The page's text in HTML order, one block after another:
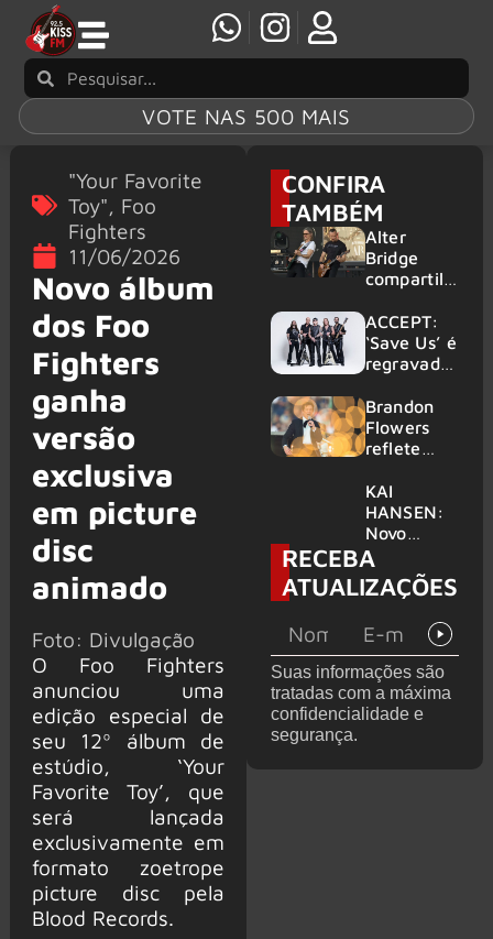
VOTE NAS 500 MAIS
"Your Favorite
Toy", Foo
Fighters
11/06/2026
Novo álbum
dos Foo
Fighters
ganha
versão
exclusiva
em picture
disc
animado
Foto: Divulgação
O Foo Fighters
anunciou uma
edição especial de
seu 12º álbum de
estúdio, ‘Your
Favorite Toy’, que
será lançada
exclusivamente em
formato zoetrope
picture disc pela
Blood Records.
CONFIRA
TAMBÉM
Alter
Bridge
compartilh
vivo de
“Fortress”
gravada
am Ring
2026
ACCEPT:
‘Save Us’ é
regravada
membros
do GHOST
e KORN
Brandon
Flowers
reflete
futuro e
levanta
possibilida
de de
deixar os
palcos
KAI
HANSEN:
Novo
single
‘Welcome
To Life’ é
RECEBA
ATUALIZAÇÕES
Suas informações são
tratadas com a máxima
confidencialidade e
segurança.